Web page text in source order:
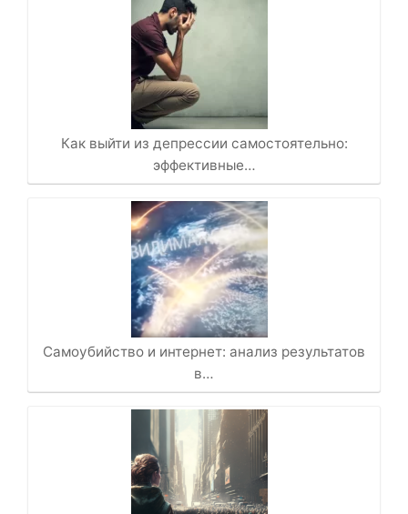
Как выйти из депрессии самостоятельно:
эффективные…
Самоубийство и интернет: анализ результатов
в…